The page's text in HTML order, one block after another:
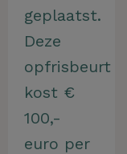
geplaatst.
Deze
opfrisbeurt
kost €
100,-
euro per